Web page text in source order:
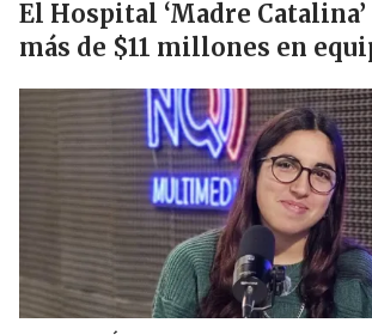
El Hospital ‘Madre
más de $11 millones en